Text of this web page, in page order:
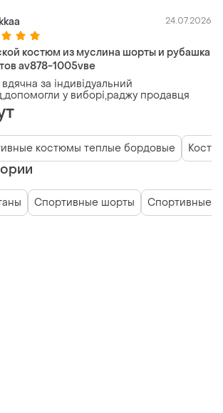
24.07.2026
костюм из муслина шорты и рубашка
av878-1005vве
за індивідуальний
у виборі,раджу продавця
костюмы теплые бордовые
Спортивные шорты Спортивные